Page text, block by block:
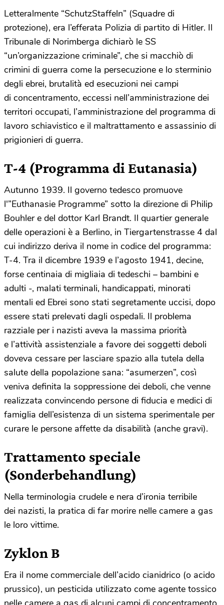
Letteralmente “SchutzStaffeln” (Squadre di
protezione), era l’efferata Polizia di partito di Hitler. Il
Tribunale di Norimberga dichiarò le SS
“un’organizzazione criminale”, che si macchiò di
crimini di guerra come la persecuzione e lo sterminio
degli ebrei, brutalità ed esecuzioni nei campi
di concentramento, eccessi nell’amministrazione dei
territori occupati, l’amministrazione del programma di
lavoro schiavistico e il maltrattamento e assassinio di
prigionieri di guerra.
T-4 (Programma di Eutanasia)
Autunno 1939. Il governo tedesco promuove
l'”Euthanasie Programme” sotto la direzione di Philip
Bouhler e del dottor Karl Brandt. Il quartier generale
delle operazioni è a Berlino, in Tiergartenstrasse 4 dal
cui indirizzo deriva il nome in codice del programma:
T-4. Tra il dicembre 1939 e l’agosto 1941, decine,
forse centinaia di migliaia di tedeschi – bambini e
adulti -, malati terminali, handicappati, minorati
mentali ed Ebrei sono stati segretamente uccisi, dopo
essere stati prelevati dagli ospedali. Il problema
razziale per i nazisti aveva la massima priorità
e l’attività assistenziale a favore dei soggetti deboli
doveva cessare per lasciare spazio alla tutela della
salute della popolazione sana: “asumerzen”, così
veniva definita la soppressione dei deboli, che venne
realizzata convincendo persone di fiducia e medici di
famiglia dell’esistenza di un sistema sperimentale per
curare le persone affette da disabilità (anche gravi).
Trattamento speciale
(Sonderbehandlung)
Nella terminologia crudele e nera d’ironia terribile
dei nazisti, la pratica di far morire nelle camere a gas
le loro vittime.
Zyklon B
Era il nome commerciale dell’acido cianidrico (o acido
prussico), un pesticida utilizzato come agente tossico